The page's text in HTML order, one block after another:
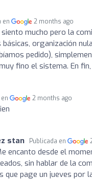
en 2 months ago
mucho pero la
organización
pedido),
fino el sistema. En
2 months ago
stan Publicada en
encanto desde el
sin hablar de la
que page un jueves por